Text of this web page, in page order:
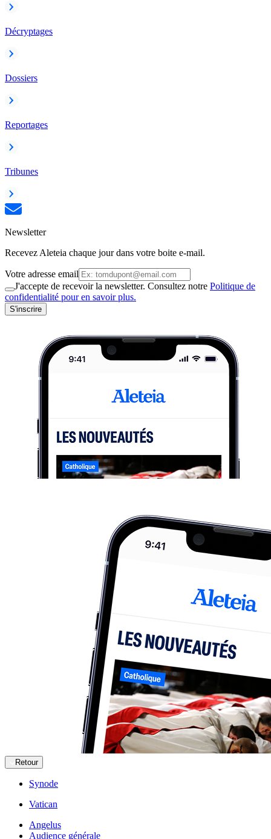
Décryptages
Dossiers
Reportages
Tribunes
Newsletter
Recevez Aleteia chaque jour dans votre boite e-mail.
Votre adresse email
J'accepte de recevoir la newsletter. Consultez notre Politique de
confidentialité pour en savoir plus.
S'inscrire
Retour
Synode
Vatican
Angelus
Audience générale